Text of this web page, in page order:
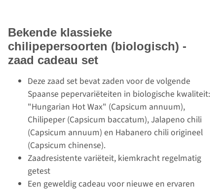
Bekende klassieke
chilipepersoorten (biologisch) -
zaad cadeau set
Deze zaad set bevat zaden voor de volgende
Spaanse pepervariëteiten in biologische kwaliteit:
"Hungarian Hot Wax" (Capsicum annuum),
Chilipeper (Capsicum baccatum), Jalapeno chili
(Capsicum annuum) en Habanero chili origineel
(Capsicum chinense).
Zaadresistente variëteit, kiemkracht regelmatig
getest
Een geweldig cadeau voor nieuwe en ervaren